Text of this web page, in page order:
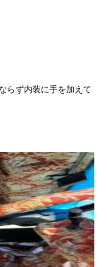
らず内装に手を加えて